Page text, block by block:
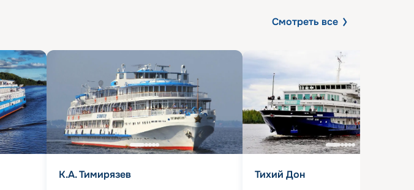
Смотреть все
К.А. Тимирязев Тихий Дон